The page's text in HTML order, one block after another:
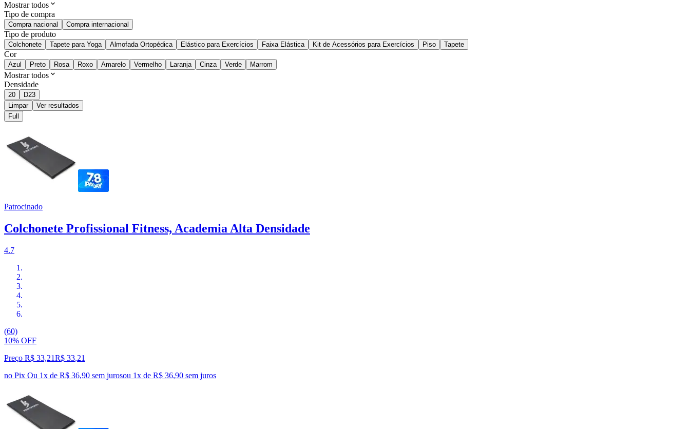
Mostrar todos
Tipo de compra
Compra nacional Compra internacional
Tipo de produto
Colchonete Tapete para Yoga Almofada Ortopédica Elástico para Exercícios Faixa Elástica Kit de Acessórios para Exercícios Piso Tapete
Cor
Azul Preto Rosa Roxo Amarelo Vermelho Laranja Cinza Verde Marrom
Mostrar todos
Densidade
20
D23
Limpar
Ver resultados
Full
Patrocinado
Colchonete Profissional Fitness, Academia Alta Densidade
4.7
(60)
10% OFF
Preço R$ 33,21R$ 33,21
no Pix Ou 1x de R$ 36,90 sem jurosou 1x de R$ 36,90 sem juros